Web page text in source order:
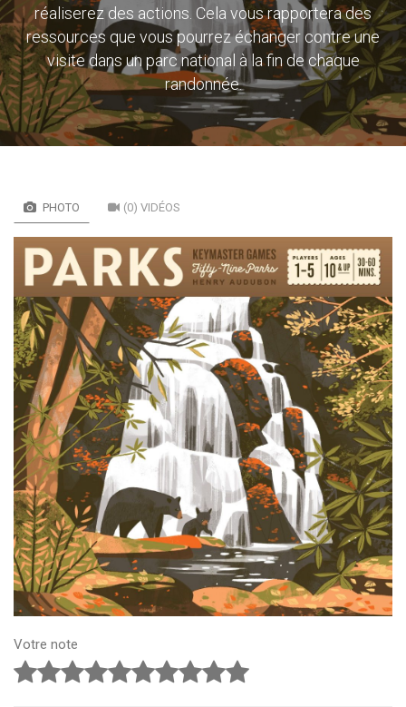
réaliserez des actions. Cela vous rapportera des
ressources que vous pourrez échanger contre une
visite dans un parc national à la fin de chaque
randonnée.
PHOTO (0) VIDÉOS
Votre note